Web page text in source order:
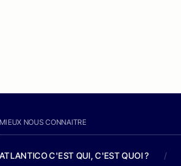
MIEUX NOUS CONNAITRE
ATLANTICO C'EST QUI, C'EST QUOI ? /